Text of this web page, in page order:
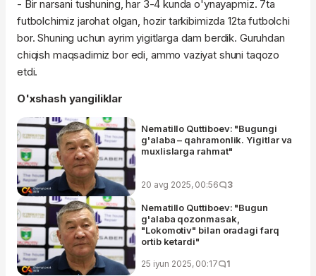
- Bir narsani tushuning, har 3-4 kunda o'ynayapmiz. 7ta
futbolchimiz jarohat olgan, hozir tarkibimizda 12ta futbolchi
bor. Shuning uchun ayrim yigitlarga dam berdik. Guruhdan
chiqish maqsadimiz bor edi, ammo vaziyat shuni taqozo
etdi.
O'xshash yangiliklar
Nematillo Quttiboev: "Bugungi
g'alaba – qahramonlik. Yigitlar va
muxlislarga rahmat"
20 avg 2025, 00:56 3
Nematillo Quttiboev: "Bugun
g'alaba qozonmasak,
"Lokomotiv" bilan oradagi farq
ortib ketardi"
25 iyun 2025, 00:17 1